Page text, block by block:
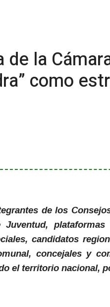
la
como
de los
Juventud,
candidatos
concejales y
el territorio nacional,